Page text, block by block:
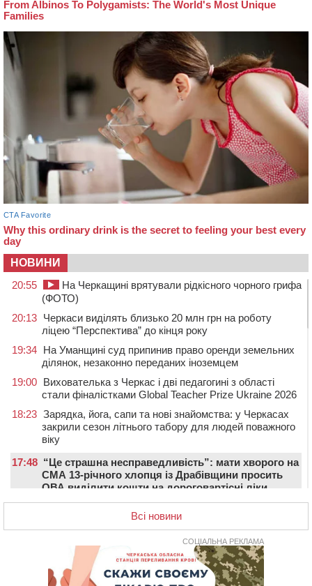
НОВИНИ
20:55
На Черкащині врятували рідкісного чорного грифа
(ФОТО)
20:13 Черкаси виділять близько 20 млн грн на роботу
ліцею “Перспектива” до кінця року
19:34 На Уманщині суд припинив право оренди земельних
ділянок, незаконно переданих іноземцем
19:00 Вихователька з Черкас і дві педагогині з області
стали фіналістками Global Teacher Prize Ukraine 2026
18:23 Зарядка, йога, сапи та нові знайомства: у Черкасах
закрили сезон літнього табору для людей поважного
віку
17:48 “Це страшна несправедливість”: мати хворого на
СМА 13-річного хлопця із Драбівщини просить
ОВА виділити кошти на дороговартісні ліки
На Уманщині судитимуть колишню очільницю відділу
освіти через закупівлю електрики за завищеною
У Черкасах провели в останню путь двох
загиблих воїнів
Всі новини
СОЦІАЛЬНА РЕКЛАМА